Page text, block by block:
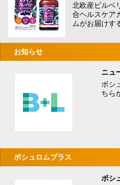
北欧産ビルベ
合ヘルスケア
ムがお届けす
お知らせ
ニュ
ボシ
ちら
ボシュロムプラス
ボシ